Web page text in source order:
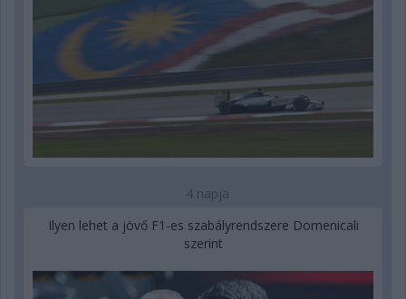
4 napja
Ilyen lehet a jövő F1-es szabályrendszere Domenicali
szerint